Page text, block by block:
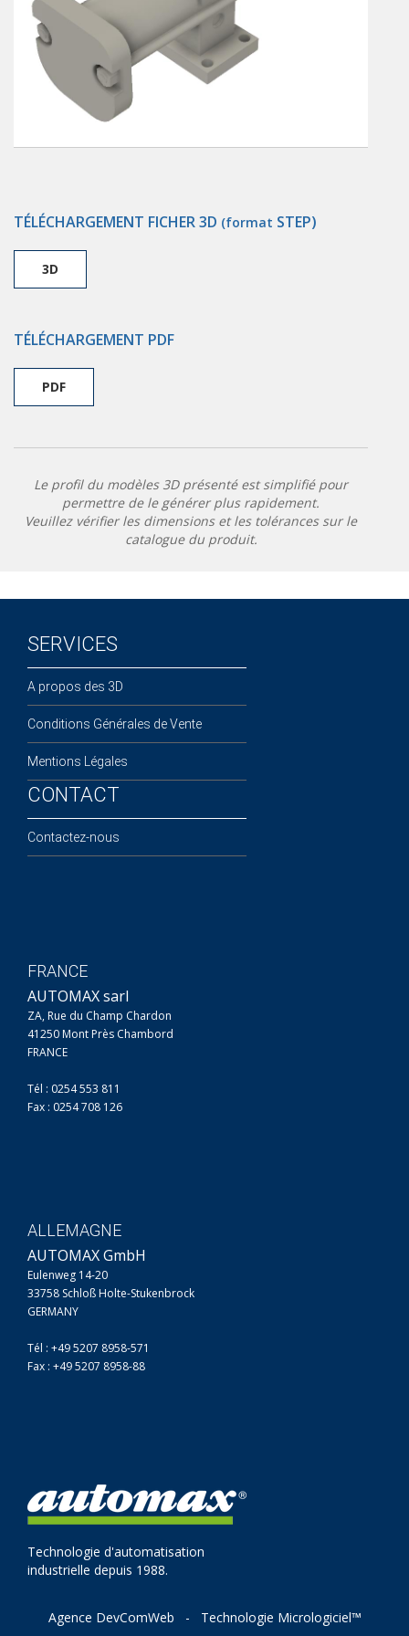
TÉLÉCHARGEMENT FICHER 3D (format STEP)
3D
TÉLÉCHARGEMENT PDF
PDF
Le profil du modèles 3D présenté est simplifié pour
permettre de le générer plus rapidement.
Veuillez vérifier les dimensions et les tolérances sur le
catalogue du produit.
SERVICES
A propos des 3D
Conditions Générales de Vente
Mentions Légales
CONTACT
Contactez-nous
FRANCE
AUTOMAX sarl
ZA, Rue du Champ Chardon
41250 Mont Près Chambord
FRANCE
Tél : 0254 553 811
Fax : 0254 708 126
ALLEMAGNE
AUTOMAX GmbH
Eulenweg 14-20
33758 Schloß Holte-Stukenbrock
GERMANY
Tél : +49 5207 8958-571
Fax : +49 5207 8958-88
Technologie d'automatisation
industrielle depuis 1988.
Agence DevComWeb - Technologie Micrologiciel™